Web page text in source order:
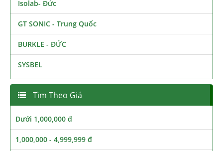
Isolab- Đức
GT SONIC - Trung Quốc
BURKLE - ĐỨC
SYSBEL
Tìm Theo Giá
Dưới 1,000,000 đ
1,000,000 - 4,999,999 đ